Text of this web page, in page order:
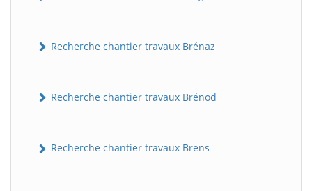
Recherche chantier travaux Brénaz
Recherche chantier travaux Brénod
Recherche chantier travaux Brens